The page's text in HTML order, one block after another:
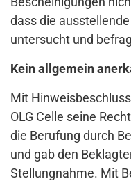
dass die
untersucht und
Kein allgemein
Mit
OLG Celle seine
die Berufung durch
und gab den
Stellungnahme. Mit